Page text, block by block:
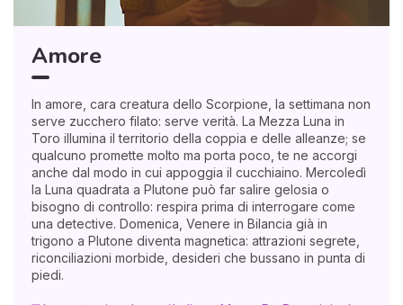
Amore
In amore, cara creatura dello Scorpione, la settimana non
serve zucchero filato: serve verità. La Mezza Luna in
Toro illumina il territorio della coppia e delle alleanze; se
qualcuno promette molto ma porta poco, te ne accorgi
anche dal modo in cui appoggia il cucchiaino. Mercoledì
la Luna quadrata a Plutone può far salire gelosia o
bisogno di controllo: respira prima di interrogare come
una detective. Domenica, Venere in Bilancia già in
trigono a Plutone diventa magnetica: attrazioni segrete,
riconciliazioni morbide, desideri che bussano in punta di
piedi.